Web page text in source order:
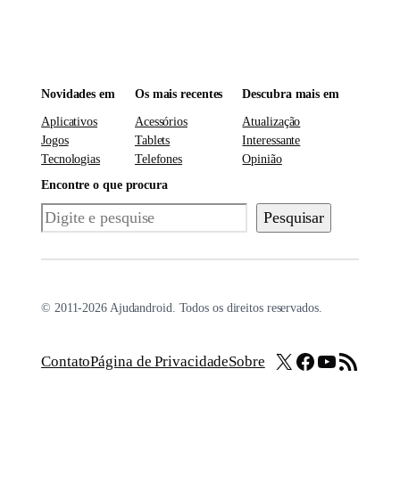
Novidades em
Aplicativos
Jogos
Tecnologias
Os mais recentes
Acessórios
Tablets
Telefones
Descubra mais em
Atualização
Interessante
Opinião
Encontre o que procura
Pesquisar Pesquisar
© 2011-2026 Ajudandroid. Todos os direitos reservados.
ContatoPágina de PrivacidadeSobre X Facebook
Youtube
Feed RSS